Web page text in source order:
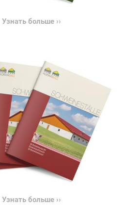
Узнать больше ››
Узнать больше ››